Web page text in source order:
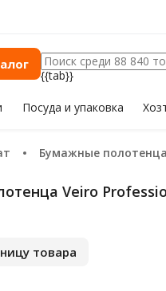
{{tab}}
Посуда и упаковка
Бумажные полотенца
Veiro
товара